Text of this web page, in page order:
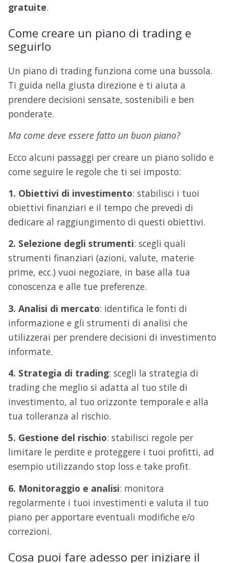
gratuite.
Come creare un piano di trading e
seguirlo
Un piano di trading funziona come una bussola.
Ti guida nella giusta direzione e ti aiuta a
prendere decisioni sensate, sostenibili e ben
ponderate.
Ma come deve essere fatto un buon piano?
Ecco alcuni passaggi per creare un piano solido e
come seguire le regole che ti sei imposto:
1. Obiettivi di investimento: stabilisci i tuoi
obiettivi finanziari e il tempo che prevedi di
dedicare al raggiungimento di questi obiettivi.
2. Selezione degli strumenti: scegli quali
strumenti finanziari (azioni, valute, materie
prime, ecc.) vuoi negoziare, in base alla tua
conoscenza e alle tue preferenze.
3. Analisi di mercato: identifica le fonti di
informazione e gli strumenti di analisi che
utilizzerai per prendere decisioni di investimento
informate.
4. Strategia di trading: scegli la strategia di
trading che meglio si adatta al tuo stile di
investimento, al tuo orizzonte temporale e alla
tua tolleranza al rischio.
5. Gestione del rischio: stabilisci regole per
limitare le perdite e proteggere i tuoi profitti, ad
esempio utilizzando stop loss e take profit.
6. Monitoraggio e analisi: monitora
regolarmente i tuoi investimenti e valuta il tuo
piano per apportare eventuali modifiche e/o
correzioni.
Cosa puoi fare adesso per iniziare il
EBOOK GRATUITO
Questo ebook spiegaciò che di più
importante c’è da sapere su quest’incredibile
innovazione.